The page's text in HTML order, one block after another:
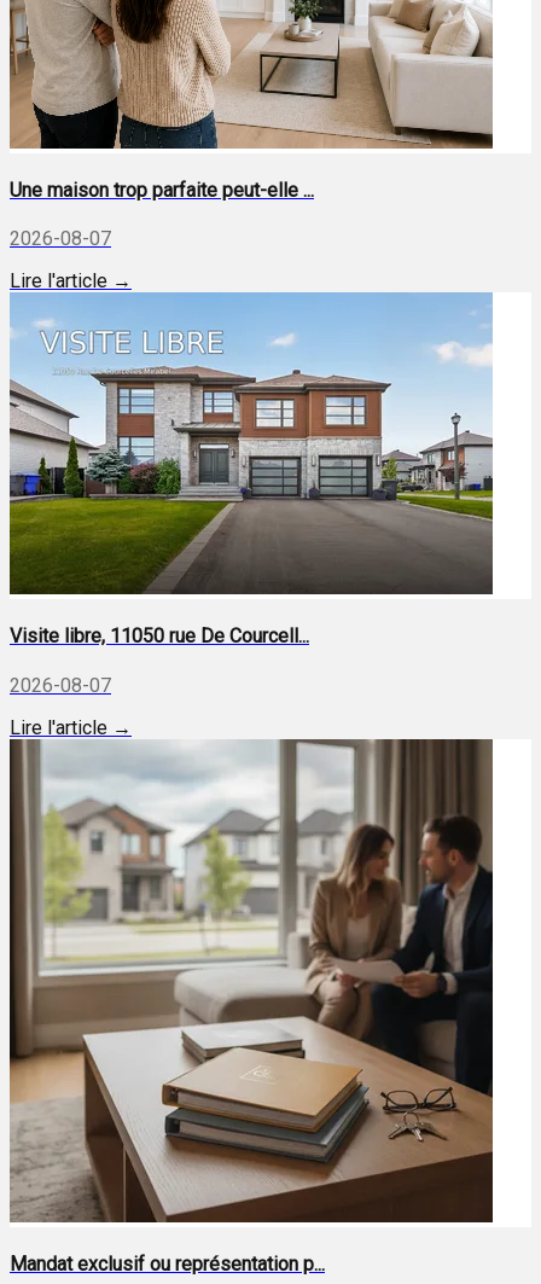
Une maison trop parfaite peut-elle ...
2026-08-07
Lire l'article →
Visite libre, 11050 rue De Courcell...
2026-08-07
Lire l'article →
Mandat exclusif ou représentation p...